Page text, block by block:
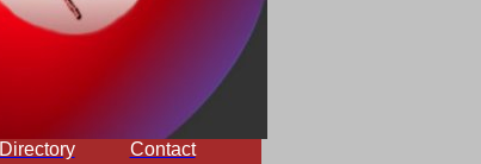
Directory Contact